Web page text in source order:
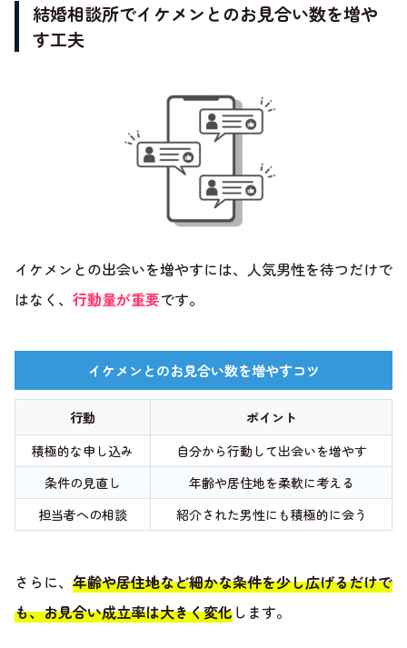
結婚相談所でイケメンとのお見合い数を増や
す工夫
イケメンとの出会いを増やすには、人気男性を待つだけで
はなく、 行動量が重要です。
イケメンとのお見合い数を増やすコツ
行動
ポイント
積極的な申し込み
自分から行動して出会いを増やす
条件の見直し
年齢や居住地を柔軟に考える
担当者への相談
紹介された男性にも積極的に会う
さらに、 年齢や居住地など細かな条件を少し広げるだけで
も、お見合い成立率は大きく変化します。